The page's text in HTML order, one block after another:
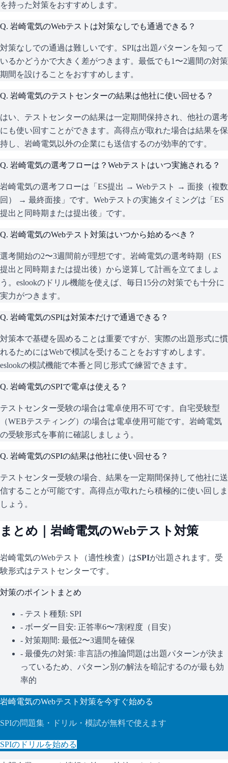
を持った対策をおすすめします。
Q. 岩崎電気のWebテストは対策なしでも通過できる？
対策なしでの通過は難しいです。SPIは出題パターンを知って
いるかどうかで大きく差がつきます。最低でも1〜2週間の対策
期間を設けることをおすすめします。
Q. 岩崎電気のテストセンターの結果は他社に使い回せる？
はい、テストセンターの結果は一定期間保持され、他社の選考
にも使い回すことができます。高得点が取れた場合は結果を保
持し、岩崎電気以外の企業にも送信するのが効率的です。
Q. 岩崎電気の選考フローは？Webテストはいつ実施される？
岩崎電気の選考フローは「ES提出 → Webテスト → 面接（複数
回） → 最終面接」です。Webテストの実施タイミングは「ES
提出と同時期または提出後」です。
Q. 岩崎電気のWebテスト対策はいつから始めるべき？
選考開始の2〜3週間前が理想です。岩崎電気の選考時期（ES
提出と同時期または提出後）から逆算して計画を立てましょ
う。eslookのドリル機能を使えば、毎日15分の対策でも十分に
実力がつきます。
Q. 岩崎電気のSPIは対策本だけで通過できる？
対策本で基礎を固めることは重要ですが、実際の出題形式に慣
れるためにはWebで模試を受けることをおすすめします。
eslookの模試機能で本番と同じ形式で練習できます。
Q. 岩崎電気のSPIで電卓は使える？
テストセンター受験の場合は電卓使用不可です。自宅受験型
（WEBテスティング）の場合は電卓使用可能です。岩崎電気
の受験形式を事前に確認しましょう。
Q. 岩崎電気のSPIの結果は他社に使い回せる？
テストセンター受験の場合、結果を一定期間保持して他社に送
信することが可能です。高得点が取れたら積極的に使い回しま
しょう。
まとめ｜ 岩崎電気のWebテスト対策
岩崎電気のWebテスト（適性検査）はSPIが出題されます。 受
験形式はテストセンターです。
対策のポイントまとめ
- テスト種類: SPI
- ボーダー目安: 正答率6〜7割程度（目安）
- 対策期間: 最低2〜3週間を確保
- 最優先の対策: 非言語の推論問題は出題パターンが決ま
っているため、パターン別の解法を暗記するのが最も効
率的
岩崎電気のWebテスト対策を今すぐ始める
SPIの問題集・ドリル・模試が無料で使えます
SPIのドリルを始める